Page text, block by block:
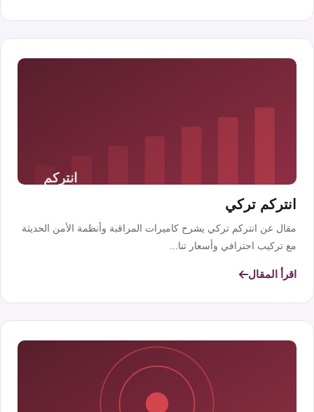
انتركم تركي
مقال عن انتركم تركي يشرح كاميرات المراقبة وأنظمة الأمن الحديثة
مع تركيب احترافي وأسعار تنا...
اقرأ المقال